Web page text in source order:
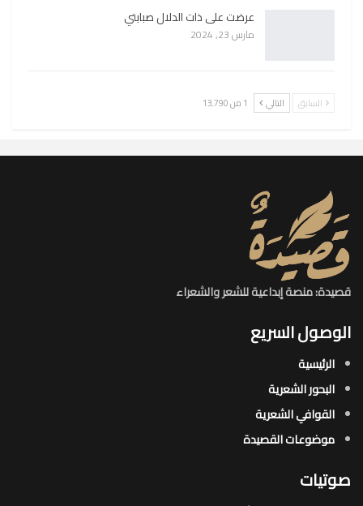
عرضت على ذات الدلال صبابتي
مارس 23, 2024
السابق التالي 1 من 13٬790
قصيدة: منصة إبداعية للشعر والشعراء
الوصول السريع
الرئيسية
البحور الشعرية​
القوافي الشعرية​
موضوعات القصيدة​
صوتيات